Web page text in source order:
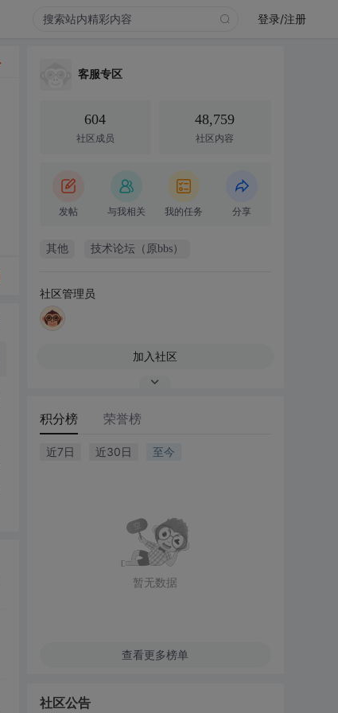
登录/注册
客服专区
604
社区成员
48,759
社区内容
发帖 与我相关 我的任务 分享
其他 技术论坛（原bbs）
社区管理员
加入社区
积分榜 荣誉榜
近7日 近30日 至今
暂无数据
查看更多榜单
社区公告